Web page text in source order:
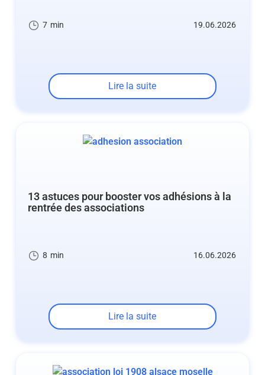
7 min 19.06.2026
Lire la suite
13 astuces pour booster vos adhésions à la
rentrée des associations
8 min 16.06.2026
Lire la suite